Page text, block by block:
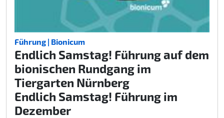
Führung | Bionicum
Endlich Samstag! Führung auf dem
bionischen Rundgang im
Tiergarten Nürnberg
Endlich Samstag! Führung im
Dezember